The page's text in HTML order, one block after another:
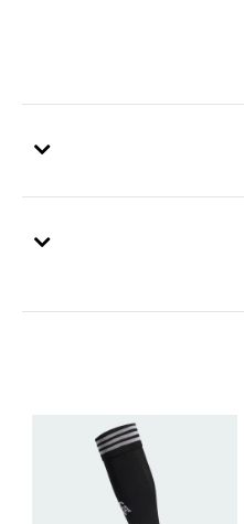
Price Reduced From
To